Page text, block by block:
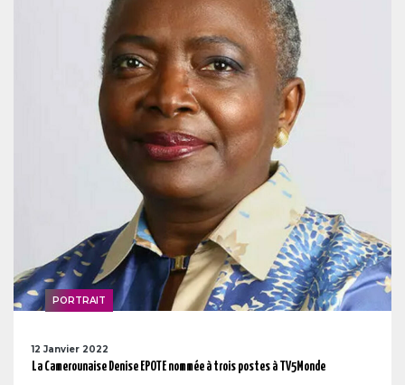
PORTRAIT
12 Janvier 2022
La Camerounaise Denise EPOTE nommée à trois postes à TV5Monde